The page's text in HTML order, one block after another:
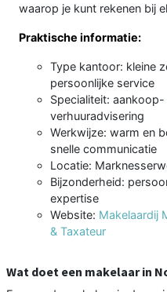
waarop je kunt rekenen bij
Praktische informatie:
Type kantoor: kleine
persoonlijke service
Specialiteit:
verhuuradvisering
Werkwijze: warm en
snelle communicatie
Locatie:
Bijzonderheid:
expertise
Website: Makelaardij
& Taxateur
Wat doet een makelaar in